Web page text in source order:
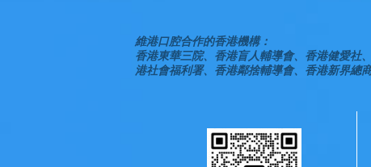
維港口腔合作的香港機構：
香港東華三院、香港盲人輔導會、香港健愛社
港社會福利署、香港鄰捨輔導會、香港新界總